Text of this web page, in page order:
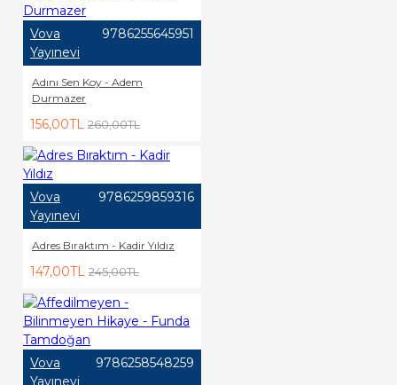
Vova
Yayınevi
9786255645951
Adını Sen Koy - Adem
Durmazer
156,00TL 260,00TL
Vova
Yayınevi
9786259859316
Adres Bıraktım - Kadir Yıldız
147,00TL 245,00TL
Vova
Yayınevi
9786258548259